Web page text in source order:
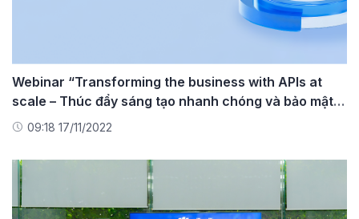
Webinar “Transforming the business with APIs at
scale – Thúc đẩy sáng tạo nhanh chóng và bảo mật
với FPT API Management”
09:18 17/11/2022